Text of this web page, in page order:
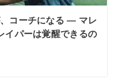
コーチになる ― マレ
イパーは覚醒できるの